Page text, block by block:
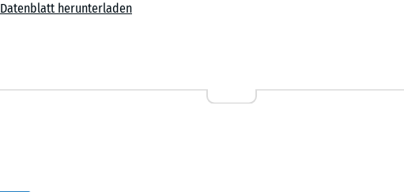
Datenblatt herunterladen